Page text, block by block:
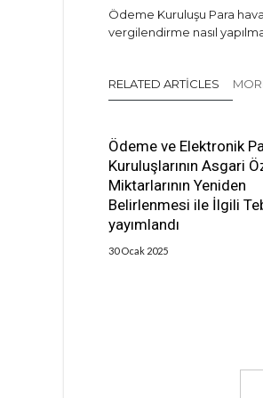
Ödeme Kuruluşu Para
vergilendirme nasıl
RELATED ARTICLES
Ödeme ve Elektronik
Kuruluşlarının Asgari
Miktarlarının Yeniden
Belirlenmesi ile İlgili
yayımlandı
30 Ocak 2025